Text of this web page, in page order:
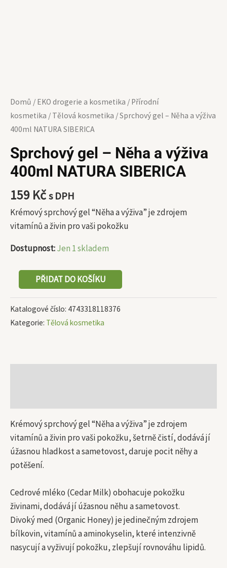
Domů / EKO drogerie a kosmetika / Přírodní
kosmetika / Tělová kosmetika / Sprchový gel – Něha a výživa
400ml NATURA SIBERICA
Sprchový gel – Něha a výživa
400ml NATURA SIBERICA
159 Kčs DPH
Krémový sprchový gel “Něha a výživa” je zdrojem
vitamínů a živin pro vaši pokožku
Dostupnost:Jen 1 skladem
PŘIDAT DO KOŠÍKU
Katalogové číslo: 4743318118376
Kategorie: Tělová kosmetika
Krémový sprchový gel “Něha a výživa” je zdrojem
vitamínů a živin pro vaši pokožku, šetrně čistí, dodává jí
úžasnou hladkost a sametovost, daruje pocit něhy a
potěšení.
Cedrové mléko (Cedar Milk) obohacuje pokožku
živinami, dodává jí úžasnou něhu a sametovost.
Divoký med (Organic Honey) je jedinečným zdrojem
bílkovin, vitamínů a aminokyselin, které intenzivně
nasycují a vyživují pokožku, zlepšují rovnováhu lipidů.